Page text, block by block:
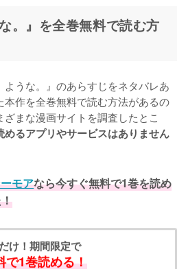
。』を全巻無料で読む方
うな。』のあらすじをネタバレあ
本作を全巻無料で読む方法があるの
まな漫画サイトを調査したとこ
めるアプリやサービスはありません
モアなら今すぐ無料で1巻を読め
け！期間限定で
で1巻読める！